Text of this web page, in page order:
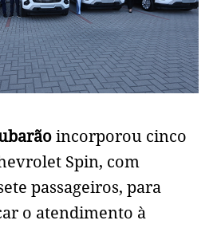
incorporou cinco
Spin, com
passageiros, para
o atendimento à